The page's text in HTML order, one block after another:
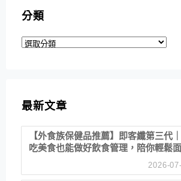
分類
分
最新文章
【外食族保健品推薦】即客纖第三代
吃美食也能做好飲食管理，陪你輕鬆
2026-